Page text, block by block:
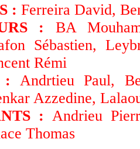
: Ferreira David,
: BA
Sébastien,
Rémi
: Andrtieu Paul,
Azzedine,
: Andrieu
Thomas